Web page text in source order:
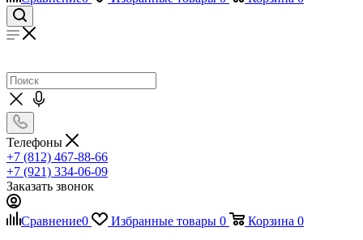
Телефоны
+7 (812) 467-88-66
+7 (921) 334-06-09
Заказать звонок
Сравнение0 Избранные товары 0 Корзина 0